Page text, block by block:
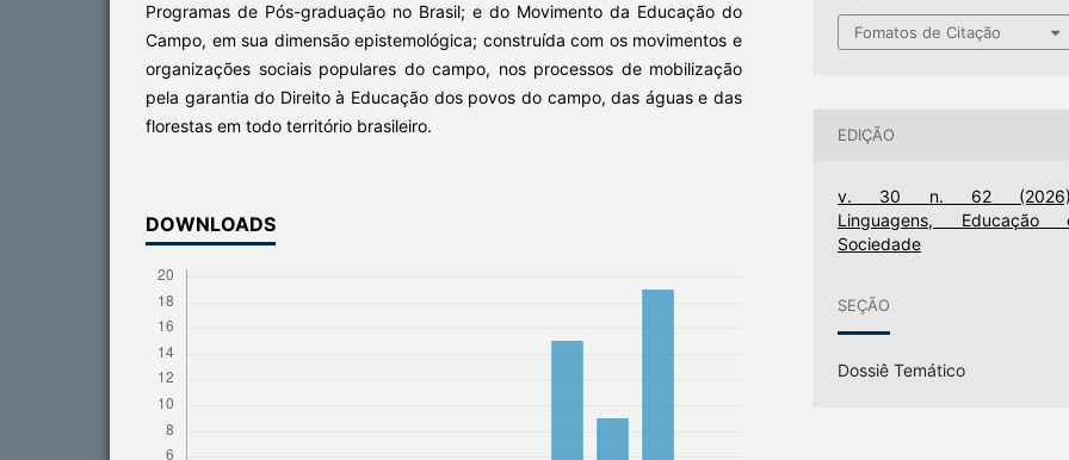
Programas de Pós-graduação no Brasil; e do Movimento da Educação do
Campo, em sua dimensão epistemológica; construída com os movimentos e
organizações sociais populares do campo, nos processos de mobilização
pela garantia do Direito à Educação dos povos do campo, das águas e das
florestas em todo território brasileiro.
DOWNLOADS
Fomatos de Citação
EDIÇÃO
v. 30 n. 62
Linguagens, Educação
Sociedade
SEÇÃO
Dossiê Temático